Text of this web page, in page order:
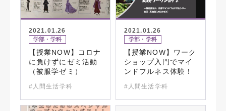
2021.01.26
学部・学科
【授業NOW】コロナ
に負けずにゼミ活動
（被服学ゼミ）
#人間生活学科
2021.01.26
学部・学科
【授業NOW】ワーク
ショップ入門でマイ
ンドフルネス体験！
#人間生活学科